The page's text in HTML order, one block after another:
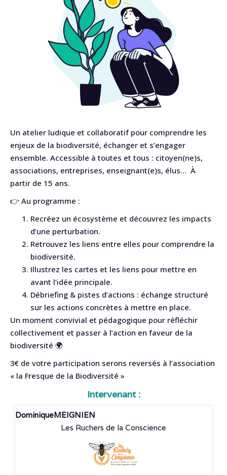
Un atelier ludique et collaboratif pour comprendre les
enjeux de la biodiversité, échanger et s’engager
ensemble. Accessible à toutes et tous : citoyen(ne)s,
associations, entreprises, enseignant(e)s, élus… À
partir de 15 ans.
👉 Au programme :
Recréez un écosystème et découvrez les impacts
d’une perturbation.
Retrouvez les liens entre elles pour comprendre la
biodiversité.
Illustrez les cartes et les liens pour mettre en
avant l’idée principale.
Débriefing & pistes d’actions : échange structuré
sur les actions concrètes à mettre en place.
Un moment convivial et pédagogique pour réfléchir
collectivement et passer à l’action en faveur de la
biodiversité 🌍
3€ de votre participation serons reversés à l’association
« la Fresque de la Biodiversité »
Intervenant :
DominiqueMEIGNIEN
Les Ruchers de la Conscience